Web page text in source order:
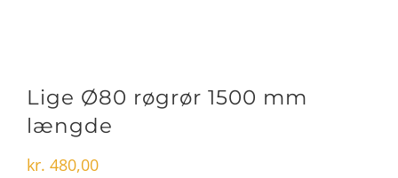
Lige Ø80 røgrør 1500 mm
længde
kr. 480,00